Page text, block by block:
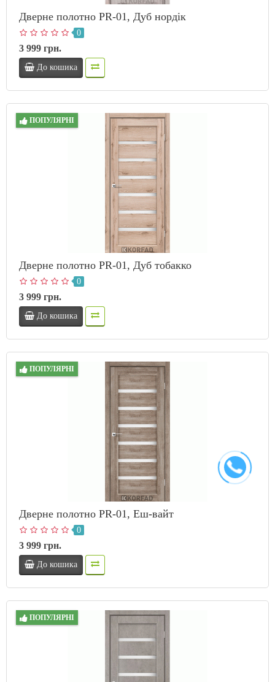
Дверне полотно PR-01, Дуб нордік
0
3 999 грн.
До кошика
ПОПУЛЯРНІ
Дверне полотно PR-01, Дуб тобакко
0
3 999 грн.
До кошика
ПОПУЛЯРНІ
Дверне полотно PR-01, Еш-вайт
0
3 999 грн.
До кошика
ПОПУЛЯРНІ